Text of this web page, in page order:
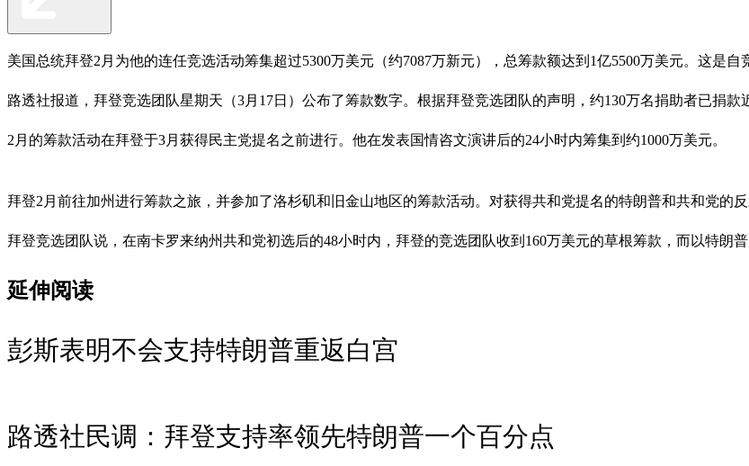
美国总统拜登2月为他的连任竞选活动筹集超过5300万美元（约7087万新元），总筹款额达到1亿5500万美元。这是自
路透社报道，拜登竞选团队星期天（3月17日）公布了筹款数字。根据拜登竞选团队的声明，约130万名捐助者已捐款
2月的筹款活动在拜登于3月获得民主党提名之前进行。他在发表国情咨文演讲后的24小时内筹集到约1000万美元。
拜登2月前往加州进行筹款之旅，并参加了洛杉矶和旧金山地区的筹款活动。对获得共和党提名的特朗普和共和党的反
拜登竞选团队说，在南卡罗来纳州共和党初选后的48小时内，拜登的竞选团队收到160万美元的草根筹款，而以特朗
延伸阅读
彭斯表明不会支持特朗普重返白宫
路透社民调：拜登支持率领先特朗普一个百分点